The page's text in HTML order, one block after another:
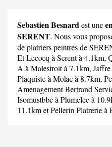
Sebastien Besnardest une
SERENT. Nous vous
de platriers peintres de
Et Lecocq à Serent à 4.1km,
A à Malestroit à 7.1km,
Plaquisteà Molac à 8.7km,
Amenagement Bertrand
Isomustbbcà Plumelec à
11.1km etPellerin Platrerieà